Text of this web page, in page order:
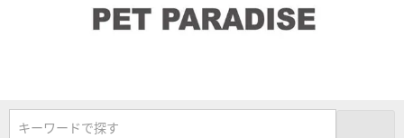
キーワードで探す